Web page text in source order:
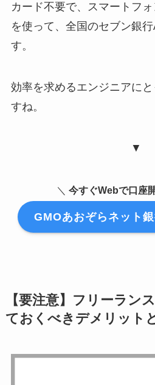
カード不要で、スマートフォ
を使って、全国のセブン銀
す。
効率を求めるエンジニアに
すね。
▼
＼ 今すぐWebで口座
GMOあおぞらネット
【要注意】フリーラン
ておくべきデメリット